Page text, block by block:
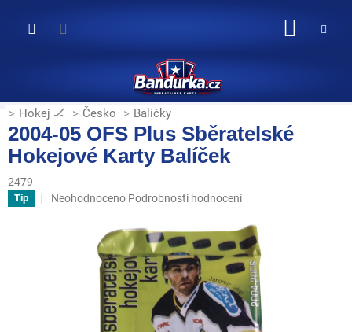
obsah
Hokej 🏒 Česko Balíčky
2004-05 OFS Plus Sběratelské
Hokejové Karty Balíček
2479
Tip
Průměrné
Neohodnoceno Podrobnosti hodnocení